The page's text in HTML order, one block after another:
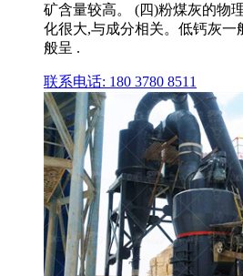
矿含量较高。 (四)粉煤灰的物
化很大,与成分相关。低钙灰一
般呈 .
联系电话: 180 3780 8511